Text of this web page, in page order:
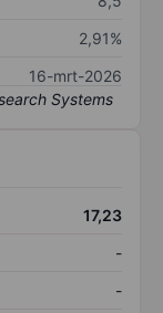
2,91%
16-mrt-2026
17,23
-
-